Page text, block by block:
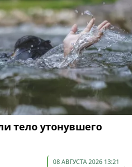
тело утонувшего
08 АВГУСТА 2026 13:21